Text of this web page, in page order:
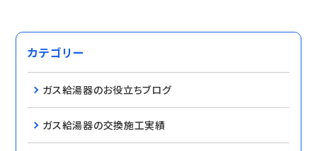
カテゴリー
ガス給湯器のお役立ちブログ
ガス給湯器の交換施工実績